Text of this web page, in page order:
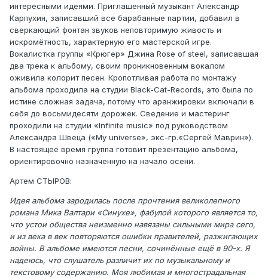
интересными идеями. Приглашенный музыкант Александр
Карпухин, записавший все барабанные партии, добавил в
сверкающий фонтан звуков неповторимую живость и
искромётность, характерную его мастерской игре.
Вокалистка группы «Крюгер» Джина Rose of steel, записавшая
два трека к альбому, своим проникновенным вокалом
оживила колорит песен. Кропотливая работа по монтажу
альбома проходила на студии Black-Cat-Records, это была по
истине сложная задача, потому что аранжировки включали в
себя до восьмидесяти дорожек. Сведение и мастеринг
проходили на студии «Infinite music» под руководством
Александра Швеца («My universe», экс-гр.«Сергей Маврин»).
В настоящее время группа готовит презентацию альбома,
ориентировочно назначенную на начало осени.
Артем СТЫРОВ:
Идея альбома зародилась после прочтения великолепного
романа Мика Валтари «Синухе», фабулой которого является то,
что устои общества неизменно навязаны сильными мира сего,
и из века в век повторяются ошибки правителей, разжигающих
войны. В альбоме имеются песни, сочинённые ещё в 90-х. Я
надеюсь, что слушатель различит их по музыкальному и
текстовому содержанию. Моя любимая и многострадальная